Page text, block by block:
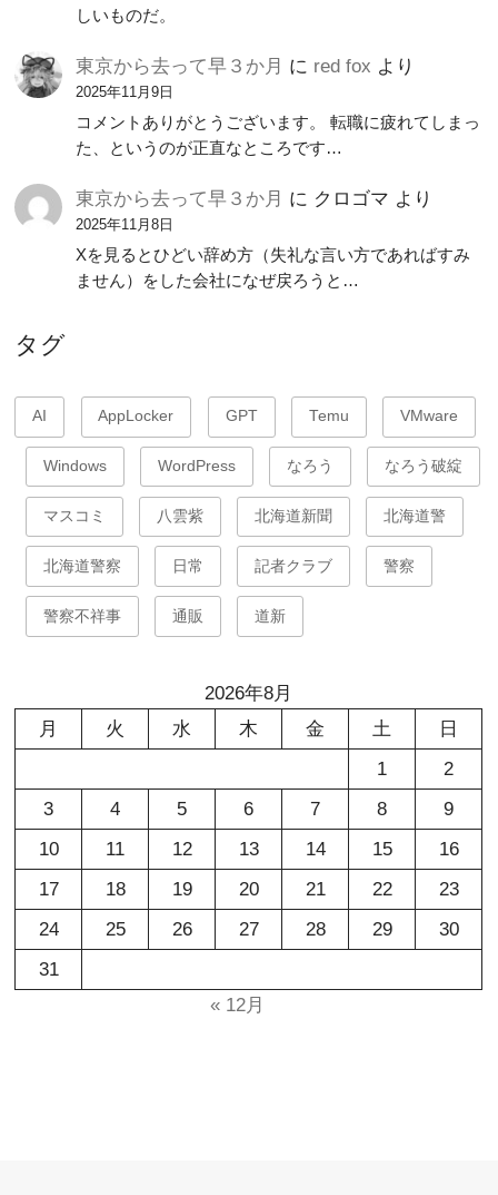
しいものだ。
東京から去って早３か月 に red fox より
2025年11月9日
コメントありがとうございます。 転職に疲れてしまっ
た、というのが正直なところです…
東京から去って早３か月 に クロゴマ より
2025年11月8日
Xを見るとひどい辞め方（失礼な言い方であればすみ
ません）をした会社になぜ戻ろうと…
タグ
AI AppLocker GPT Temu VMware
Windows WordPress なろう なろう破綻
マスコミ 八雲紫 北海道新聞 北海道警
北海道警察 日常 記者クラブ 警察
警察不祥事 通販 道新
2026年8月
月
火 水 木 金 土
日
1
2
3
4 5 6 7 8
9
10
11 12 13 14 15
16
17
18 19 20 21 22
23
24
25 26 27 28 29
30
31
« 12月